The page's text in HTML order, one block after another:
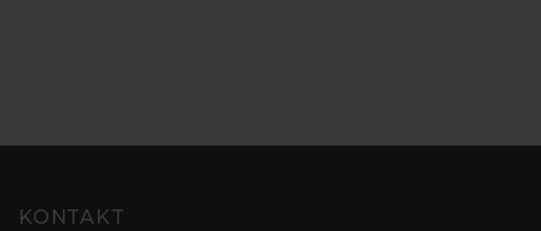
KONTAKT